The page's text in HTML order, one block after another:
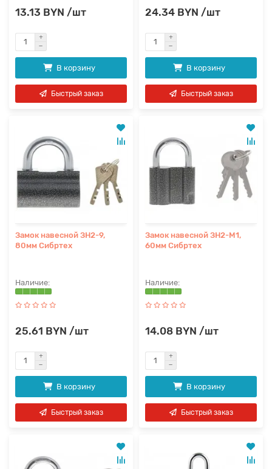
13.13 BYN /шт
В корзину
Быстрый заказ
24.34 BYN /шт
В корзину
Быстрый заказ
Замок навесной ЗН2-9,
80мм Сибртех
25.61 BYN /шт
В корзину
Быстрый заказ
Замок навесной ЗН2-М1,
60мм Сибртех
14.08 BYN /шт
В корзину
Быстрый заказ